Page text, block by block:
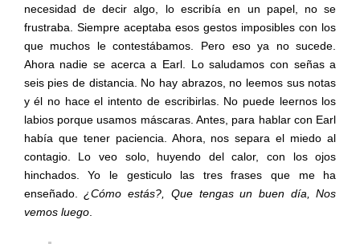
necesidad de decir algo, lo escribía en un papel, no se
frustraba. Siempre aceptaba esos gestos imposibles con los
que muchos le contestábamos. Pero eso ya no sucede.
Ahora nadie se acerca a Earl. Lo saludamos con señas a
seis pies de distancia. No hay abrazos, no leemos sus notas
y él no hace el intento de escribirlas. No puede leernos los
labios porque usamos máscaras. Antes, para hablar con Earl
había que tener paciencia. Ahora, nos separa el miedo al
contagio. Lo veo solo, huyendo del calor, con los ojos
hinchados. Yo le gesticulo las tres frases que me ha
enseñado.¿Cómo estás?, Que tengas un buen día, Nos
vemos luego.